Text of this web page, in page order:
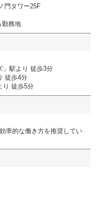
門タワー25F
勤務地
」駅より 徒歩3分
徒歩4分
り 徒歩5分
率的な働き方を推奨してい